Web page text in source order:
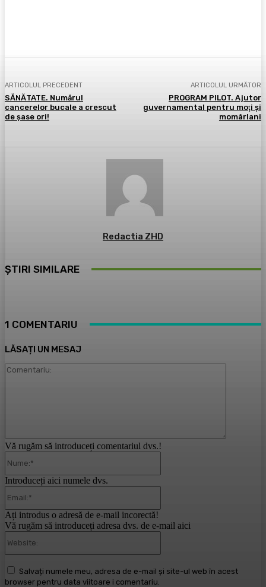
ARTICOLUL PRECEDENT
SĂNĂTATE. Numărul
cancerelor bucale a crescut
de şase ori!
ARTICOLUL URMĂTOR
PROGRAM PILOT. Ajutor
guvernamental pentru moţi şi
momârlani
Redactia ZHD
ȘTIRI SIMILARE
1 COMENTARIU
LĂSAȚI UN MESAJ
Vă rugăm să introduceți comentariul dvs.!
Introduceți aici numele dvs.
Ați introdus o adresă de e-mail incorectă!
Vă rugăm să introduceți adresa dvs. de e-mail aici
Salvați numele meu, adresa de e-mail și site-ul web în acest
browser pentru data viitoare i comentariu.